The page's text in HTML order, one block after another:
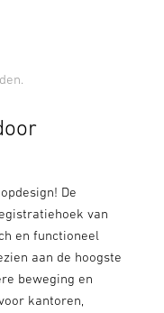
De
van
en functioneel
aan de hoogste
beweging en
kantoren,